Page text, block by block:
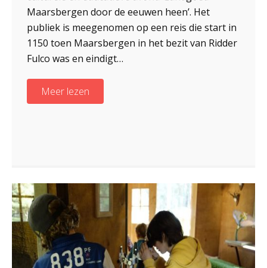
Maarsbergen door de eeuwen heen’. Het
publiek is meegenomen op een reis die start in
1150 toen Maarsbergen in het bezit van Ridder
Fulco was en eindigt…
Meer lezen